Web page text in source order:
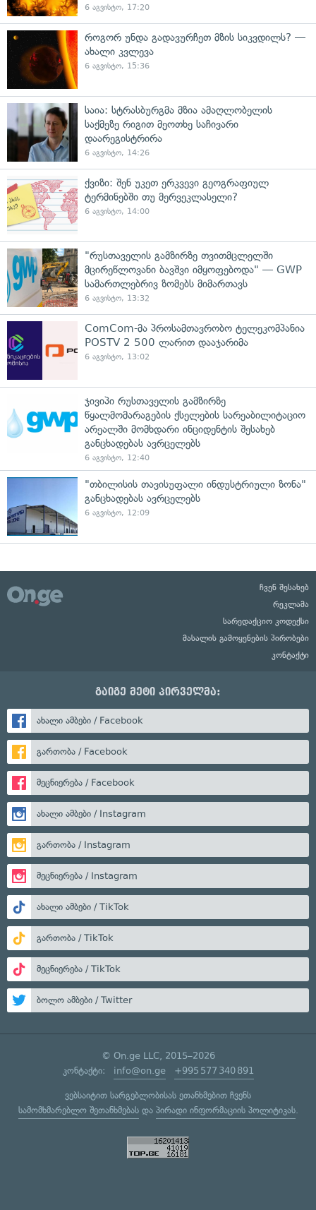
6 აგვისტო, 17:20
როგორ უნდა გადავურჩეთ მზის სიკვდილს? —
ახალი კვლევა
6 აგვისტო, 15:36
საია: სტრასბურგმა მზია ამაღლობელის
საქმეზე რიგით მეოთხე საჩივარი
დაარეგისტრირა
6 აგვისტო, 14:26
ქვიზი: შენ უკეთ ერკვევი გეოგრაფიულ
ტერმინებში თუ მერვეკლასელი?
6 აგვისტო, 14:00
"რუსთაველის გამზირზე თვითმცლელში
მცირეწლოვანი ბავშვი იმყოფებოდა" — GWP
სამართლებრივ ზომებს მიმართავს
6 აგვისტო, 13:32
ComCom-მა პროსამთავრობო ტელეკომპანია
POSTV 2 500 ლარით დააჯარიმა
6 აგვისტო, 13:02
ჯივიპი რუსთაველის გამზირზე
წყალმომარაგების ქსელების სარეაბილიტაციო
არეალში მომხდარი ინციდენტის შესახებ
განცხადებას ავრცელებს
6 აგვისტო, 12:40
"თბილისის თავისუფალი ინდუსტრიული ზონა"
განცხადებას ავრცელებს
6 აგვისტო, 12:09
ჩვენ შესახებ
რეკლამა
სარედაქციო კოდექსი
მასალის გამოყენების პირობები
კონტაქტი
გაიგე მეტი პირველმა:
ახალი ამბები / Facebook
გართობა / Facebook
მეცნიერება / Facebook
ახალი ამბები / Instagram
გართობა / Instagram
მეცნიერება / Instagram
ახალი ამბები / TikTok
გართობა / TikTok
მეცნიერება / TikTok
ბოლო ამბები / Twitter
© On.ge LLC, 2015–2026
კონტაქტი: info@on.ge +995 577 340 891
ვებსაიტით სარგებლობისას ეთანხმებით ჩვენს
სამომხმარებლო შეთანხმებასდა პირადი ინფორმაციის პოლიტიკას.